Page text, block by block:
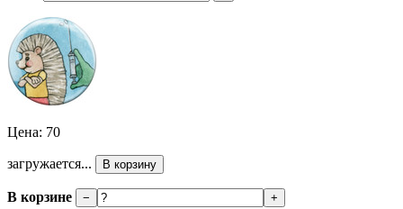
Цена: 70
загружается... В корзину
В корзине − +